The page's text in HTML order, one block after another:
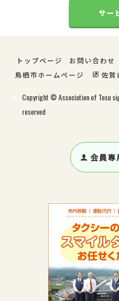
サー
トップページ お問い合わせ
鳥栖市ホームページ
佐賀
Copyright © Association of Tosu
reserved
会員専